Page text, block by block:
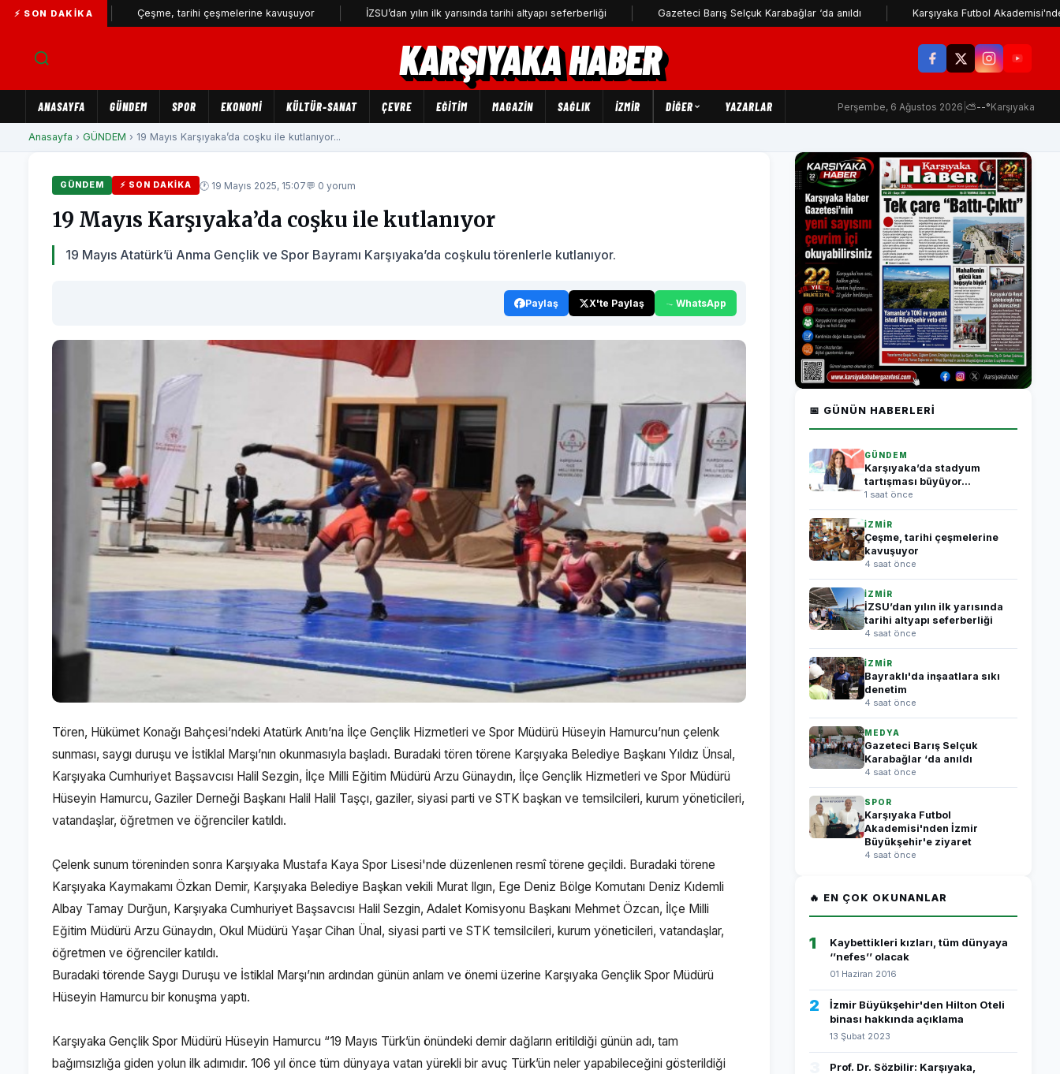
⚡ SON DAKIKAÇeşme, tarihi çeşmelerine kavuşuyor İZSU’dan yılın ilk yarısında tarihi altyapı seferberliği Gazeteci Barış Selçuk Karabağlar ‘da anıldı Karşıyaka Futbol Akademisi'nden İzmir
KARŞIYAKA HABER
ANASAYFA GÜNDEM SPOR EKONOMİ KÜLTÜR-SANAT ÇEVRE EĞİTİM MAGAZİN SAĞLIK İZMİR DIĞER YAZARLAR Perşembe, 6 Ağustos 2026 ⛅--°Karşıyaka
Anasayfa › GÜNDEM › 19 Mayıs Karşıyaka’da coşku ile kutlanıyor...
GÜNDEM ⚡ SON DAKIKA 🕐 19 Mayıs 2025, 15:07💬 0 yorum
19 Mayıs Karşıyaka’da coşku ile kutlanıyor
19 Mayıs Atatürk’ü Anma Gençlik ve Spor Bayramı Karşıyaka’da coşkulu törenlerle kutlanıyor.
Paylaş X'te Paylaş WhatsApp
Tören, Hükümet Konağı Bahçesi’ndeki Atatürk Anıtı’na İlçe Gençlik Hizmetleri ve Spor Müdürü Hüseyin Hamurcu’nun çelenk
sunması, saygı duruşu ve İstiklal Marşı’nın okunmasıyla başladı. Buradaki tören törene Karşıyaka Belediye Başkanı Yıldız Ünsal,
Karşıyaka Cumhuriyet Başsavcısı Halil Sezgin, İlçe Milli Eğitim Müdürü Arzu Günaydın, İlçe Gençlik Hizmetleri ve Spor Müdürü
Hüseyin Hamurcu, Gaziler Derneği Başkanı Halil Halil Taşçı, gaziler, siyasi parti ve STK başkan ve temsilcileri, kurum yöneticileri,
vatandaşlar, öğretmen ve öğrenciler katıldı.
Çelenk sunum töreninden sonra Karşıyaka Mustafa Kaya Spor Lisesi'nde düzenlenen resmî törene geçildi. Buradaki törene
Karşıyaka Kaymakamı Özkan Demir, Karşıyaka Belediye Başkan vekili Murat Ilgın, Ege Deniz Bölge Komutanı Deniz Kıdemli
Albay Tamay Durğun, Karşıyaka Cumhuriyet Başsavcısı Halil Sezgin, Adalet Komisyonu Başkanı Mehmet Özcan, İlçe Milli
Eğitim Müdürü Arzu Günaydın, Okul Müdürü Yaşar Cihan Ünal, siyasi parti ve STK temsilcileri, kurum yöneticileri, vatandaşlar,
öğretmen ve öğrenciler katıldı.
Buradaki törende Saygı Duruşu ve İstiklal Marşı’nın ardından günün anlam ve önemi üzerine Karşıyaka Gençlik Spor Müdürü
Hüseyin Hamurcu bir konuşma yaptı.
Karşıyaka Gençlik Spor Müdürü Hüseyin Hamurcu “19 Mayıs Türk’ün önündeki demir dağların eritildiği günün adı, tam
bağımsızlığa giden yolun ilk adımıdır. 106 yıl önce tüm dünyaya vatan yürekli bir avuç Türk’ün neler yapabileceğini gösterildiği
📅 GÜNÜN HABERLERI
GÜNDEM
Karşıyaka’da stadyum
tartışması büyüyor...
1 saat önce
İZMİR
Çeşme, tarihi çeşmelerine
kavuşuyor
4 saat önce
İZMİR
İZSU’dan yılın ilk yarısında
tarihi altyapı seferberliği
4 saat önce
İZMİR
Bayraklı'da inşaatlara sıkı
denetim
4 saat önce
MEDYA
Gazeteci Barış Selçuk
Karabağlar ‘da anıldı
4 saat önce
SPOR
Karşıyaka Futbol
Akademisi'nden İzmir
Büyükşehir'e ziyaret
4 saat önce
🔥 EN ÇOK OKUNANLAR
1
Kaybettikleri kızları, tüm dünyaya
‘’nefes’’ olacak
01 Haziran 2016
2
İzmir Büyükşehir'den Hilton Oteli
binası hakkında açıklama
13 Şubat 2023
Prof. Dr. Sözbilir: Karşıyaka,